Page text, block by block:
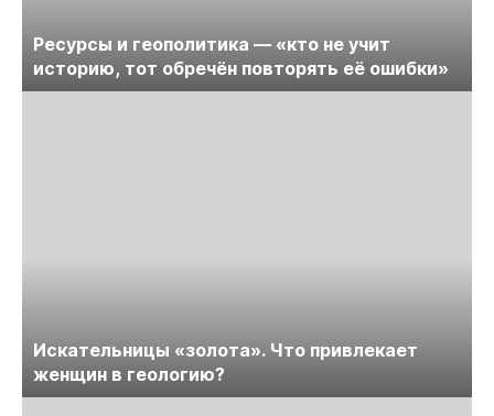
Ресурсы и геополитика — «кто не учит
историю, тот обречён повторять её ошибки»
Искательницы «золота». Что привлекает
женщин в геологию?